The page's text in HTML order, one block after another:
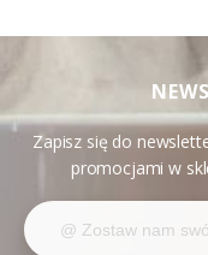
Zapisz się do
promocjami w